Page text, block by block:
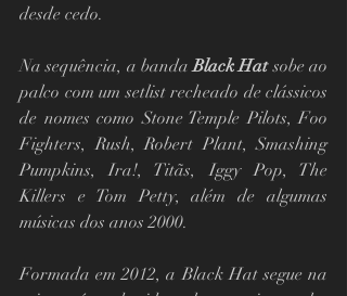
desde cedo.
Na sequência, a banda Black Hat sobe ao
palco com um setlist recheado de clássicos
de nomes como Stone Temple Pilots, Foo
Fighters, Rush, Robert Plant, Smashing
Pumpkins, Ira!, Titãs, Iggy Pop, The
Killers e Tom Petty, além de algumas
músicas dos anos 2000.
Formada em 2012, a Black Hat segue na